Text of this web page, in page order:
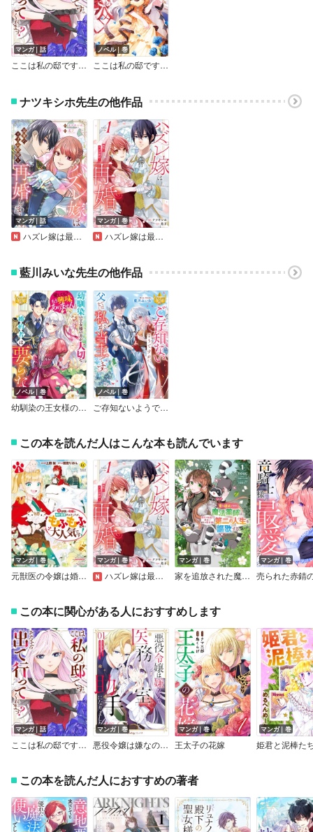
マンガ｜話
ここは私の邸です。 そろそろ出て行ってくれます？（分冊版）
ノベル｜巻
ここは私の邸です。 そろそろ出て行ってくれます？
ナツキシホ先生の他作品
マンガ｜話
ハズレ嫁は最強の天才公爵様と再婚しました。（分冊版）
マンガ｜巻
ハズレ嫁は最強の天才公爵様と再婚しました。
藍川みいな先生の他作品
ノベル｜巻
幼馴染の王女様の方が大切な婚約者は要らない。愛してる？ もう興味ありません。
ノベル｜巻
ご存知ないようですが、父ではなく私が当主です。
この本を読んだ人はこんな本も読んでいます
マンガ｜巻
元獣医の令嬢は婚約破棄されましたが、もふもふたちに大人気です！
マンガ｜巻
ハズレ嫁は最強の天才公爵様と再婚しました。
マンガ｜巻
家を追放された魔法薬師は、薬獣や妖精に囲まれて秘密の薬草園で第二の人生を謳歌する
マンガ｜巻
この本に関心がある人におすすめします
マンガ｜話
ここは私の邸です。 そろそろ出て行ってくれます？（分冊版）
マンガ｜巻
悪役令嬢は嫌なので、医務室助手になりました。【電子限定特典付き】
マンガ｜巻
王太子の花嫁
マンガ｜巻
姫君と泥棒た
この本を読んだ人におすすめの著者